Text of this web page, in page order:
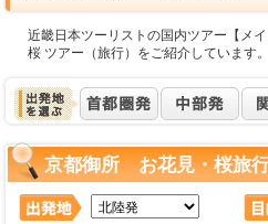
近畿日本ツーリストの国内ツアー【メ
桜 ツアー（旅行）をご紹介しています。
京都御所 お花見・桜旅